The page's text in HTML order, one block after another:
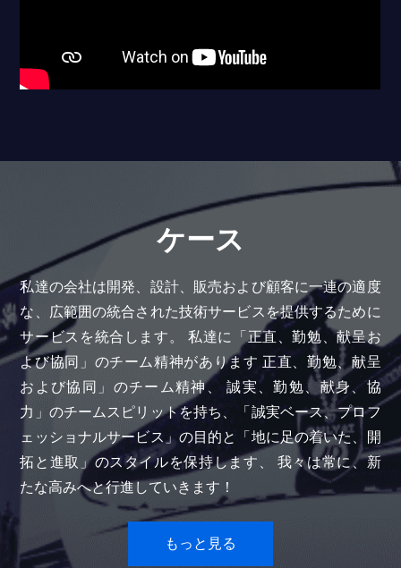
ケース
私達の会社は開発、設計、販売および顧客に一連の適度
な、広範囲の統合された技術サービスを提供するために
サービスを統合します。 私達に「正直、勤勉、献呈お
よび協同」のチーム精神があります 正直、勤勉、献呈
および協同」のチーム精神、 誠実、勤勉、献身、協
力」のチームスピリットを持ち、「誠実ベース、プロフ
ェッショナルサービス」の目的と「地に足の着いた、開
拓と進取」のスタイルを保持します、 我々は常に、新
たな高みへと行進していきます！
もっと見る